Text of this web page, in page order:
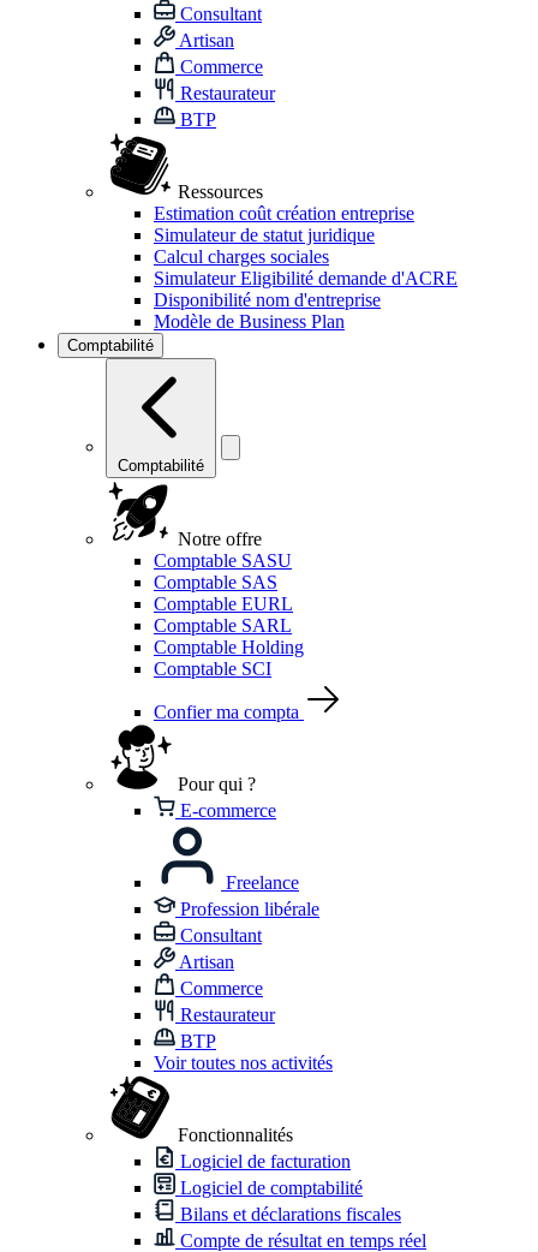
Consultant
Artisan
Commerce
Restaurateur
BTP
Ressources
Estimation coût création entreprise
Simulateur de statut juridique
Calcul charges sociales
Simulateur Eligibilité demande d'ACRE
Disponibilité nom d'entreprise
Modèle de Business Plan
Comptabilité
Comptabilité
Notre offre
Comptable SASU
Comptable SAS
Comptable EURL
Comptable SARL
Comptable Holding
Comptable SCI
Confier ma compta
Pour qui ?
E-commerce
Freelance
Profession libérale
Consultant
Artisan
Commerce
Restaurateur
BTP
Voir toutes nos activités
Fonctionnalités
Logiciel de facturation
Logiciel de comptabilité
Bilans et déclarations fiscales
Compte de résultat en temps réel